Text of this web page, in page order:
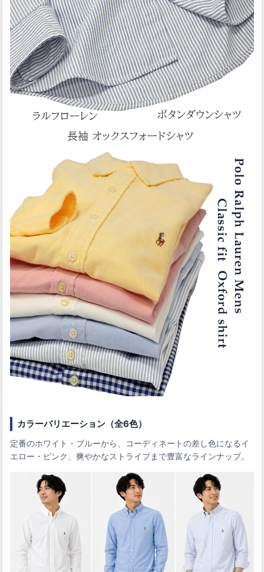
カラーバリエーション（全6色）
定番のホワイト・ブルーから、コーディネートの差し色になるイ
エロー・ピンク、爽やかなストライプまで豊富なラインナップ。